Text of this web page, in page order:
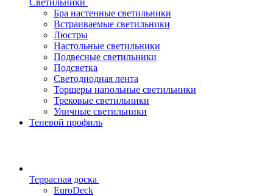
Светильники
Бра настенные светильники
Встраиваемые светильники
Люстры
Настольные светильники
Подвесные светильники
Подсветка
Светодиодная лента
Торшеры напольные светильники
Трековые светильники
Уличные светильники
Теневой профиль
Террасная доска
EuroDeck